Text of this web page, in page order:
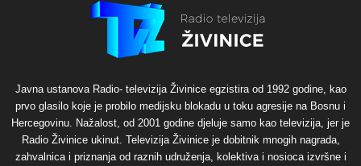
Javna ustanova Radio- televizija Živinice egzistira od 1992 godine, kao
prvo glasilo koje je probilo medijsku blokadu u toku agresije na Bosnu i
Hercegovinu. Nažalost, od 2001 godine djeluje samo kao televizija, jer je
Radio Živinice ukinut. Televizija Živinice je dobitnik mnogih nagrada,
zahvalnica i priznanja od raznih udruženja, kolektiva i nosioca izvršne i